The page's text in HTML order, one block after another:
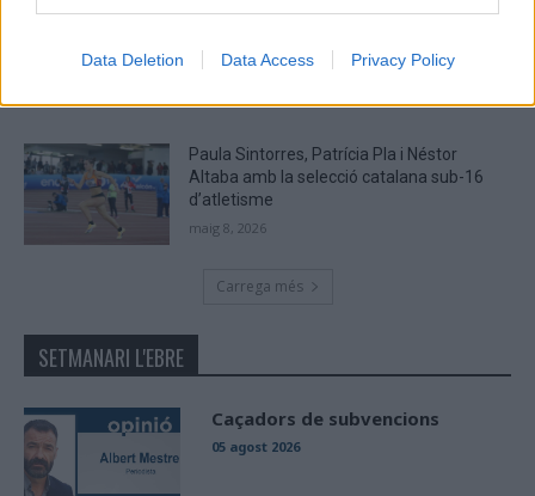
Data Deletion Data Access Privacy Policy
El Cantaires amb baixes rep al CB
maig 9, 2026
Paula Sintorres, Patrícia Pla i Néstor
Altaba amb la selecció catalana sub-16
d’atletisme
maig 8, 2026
Carrega més
SETMANARI L'EBRE
Caçadors de subvencions
05 agost 2026